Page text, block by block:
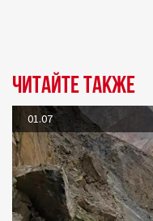
Читайте также
01.07